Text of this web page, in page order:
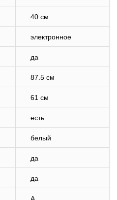
40 см
электронное
да
87.5 см
61 см
есть
белый
да
да